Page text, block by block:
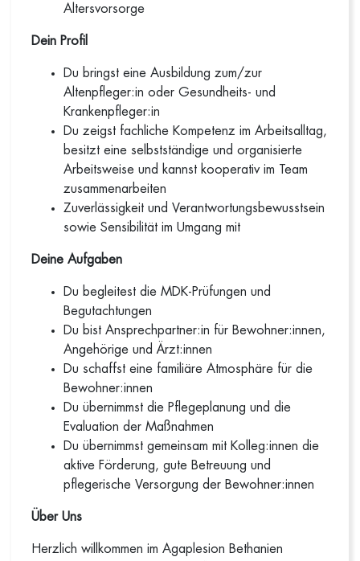
Altersvorsorge
Dein Profil
Du bringst eine Ausbildung zum/zur
Altenpfleger:in oder Gesundheits- und
Krankenpfleger:in
Du zeigst fachliche Kompetenz im Arbeitsalltag,
besitzt eine selbstständige und organisierte
Arbeitsweise und kannst kooperativ im Team
zusammenarbeiten
Zuverlässigkeit und Verantwortungsbewusstsein
sowie Sensibilität im Umgang mit
Deine Aufgaben
Du begleitest die MDK-Prüfungen und
Begutachtungen
Du bist Ansprechpartner:in für Bewohner:innen,
Angehörige und Ärzt:innen
Du schaffst eine familiäre Atmosphäre für die
Bewohner:innen
Du übernimmst die Pflegeplanung und die
Evaluation der Maßnahmen
Du übernimmst gemeinsam mit Kolleg:innen die
aktive Förderung, gute Betreuung und
pflegerische Versorgung der Bewohner:innen
Über Uns
Herzlich willkommen im Agaplesion Bethanien